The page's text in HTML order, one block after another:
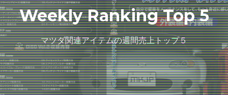
Weekly Ranking Top 5
マツダ関連アイテムの週間売上トップ５